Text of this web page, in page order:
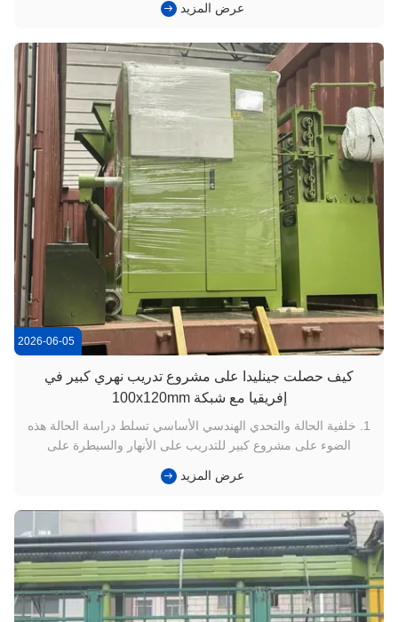
العالية"و"كفاءة العمل." 💡 قصة نجاح نيبال: تحويل أزمة التسليم إلى
عرض المزيد
2026-06-05
كيف حصلت جينليدا على مشروع تدريب نهري كبير في
إفريقيا مع شبكة 100x120mm
1. خلفية الحالة والتحدي الهندسي الأساسي تسلط دراسة الحالة هذه
الضوء على مشروع كبير للتدريب على الأنهار والسيطرة على
أفريقيا. نجحت JINLIDA في تمكين مقاول محلي من الدرجة الأولى
باستخدا...
عرض المزيد